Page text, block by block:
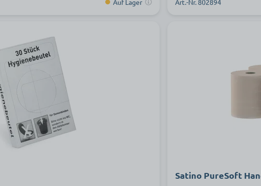
Auf Lager Art.-Nr. 802894
Satino PureSoft